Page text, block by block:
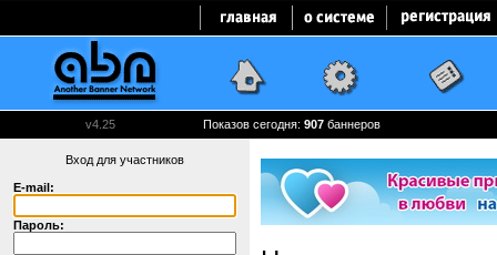
v4.25 Показов сегодня: 907 баннеров
Вход для участников
E-mail:
Пароль: